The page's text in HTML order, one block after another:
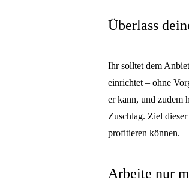
Überlass
Ihr solltet dem
einrichtet – ohne
er kann, und zudem
Zuschlag. Ziel
profitieren können.
Arbeite nur